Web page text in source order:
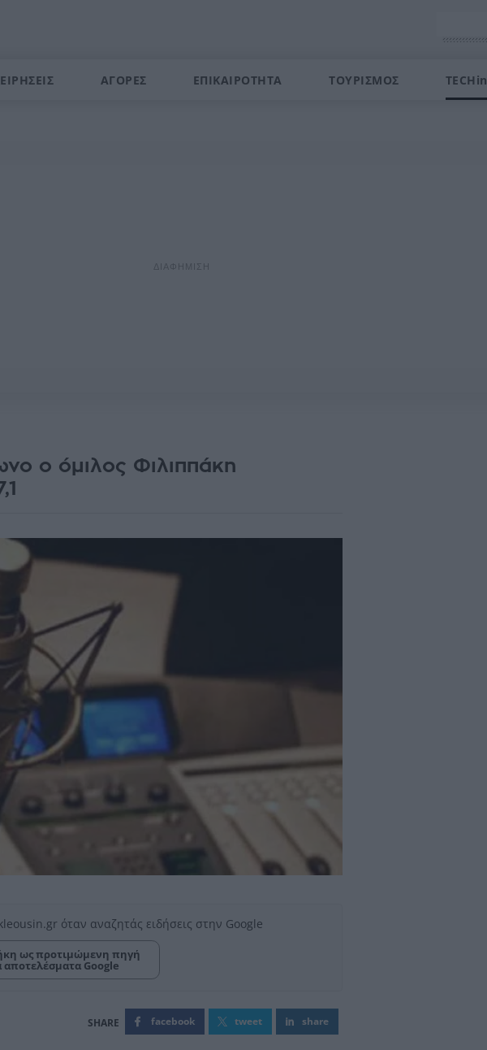
ΑΓΟΡΕΣ ΕΠΙΚΑΙΡΟΤΗΤΑ ΤΟΥΡΙΣΜΟΣ TECHin
ο όμιλος Φιλιππάκη
όταν αναζητάς ειδήσεις στην Google
ως προτιμώμενη πηγή
αποτελέσματα Google
facebook tweet share